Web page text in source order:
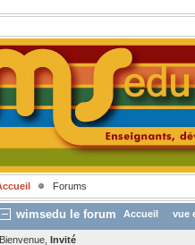
Forums
wimsedu le forum Accueil vue
Bienvenue, Invité